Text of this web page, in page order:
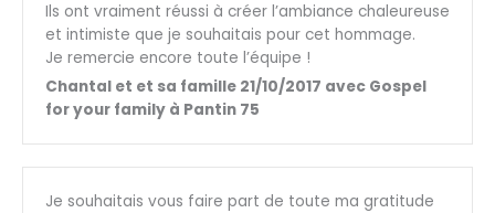
Ils ont vraiment réussi à créer l’ambiance chaleureuse
et intimiste que je souhaitais pour cet hommage.
Je remercie encore toute l’équipe !
Chantal et et sa famille 21/10/2017 avec Gospel
for your family à Pantin 75
Je souhaitais vous faire part de toute ma gratitude